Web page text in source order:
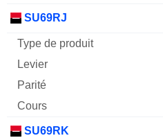
SU69RJ
SU69RK